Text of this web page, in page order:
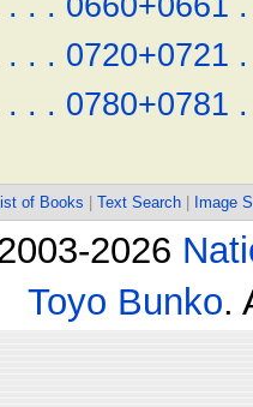
. . . 0720+0721 .
. . . 0780+0781 .
of Books Text Search Image
2026
Toyo Bunko.